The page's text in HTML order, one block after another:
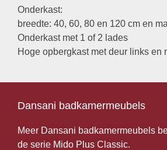
Onderkast:
breedte: 40, 60, 80 en 120 cm en
Onderkast met 1 of 2 lades
Hoge opbergkast met deur links en
Dansani badkamermeubels
Meer Dansani badkamermeubels
de serie Mido Plus Classic.